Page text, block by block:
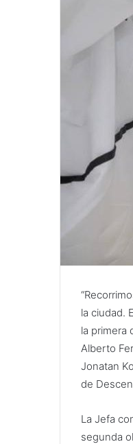
la ciudad.
la primera
Alberto
Jonatan
de
La Jefa
segunda